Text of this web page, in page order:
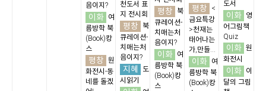
음이지?
이화
여
름방학 북
(Book)캉
스
평창 원
화전시-동
네를 돌겠
천도서 표
지 전시회
평창
북
큐레이션-
치매는처
음이지?
지혜
도
시읽기
평창
북
큐레이션-
치매는처
음이지?
이화
여
름방학 북
(Book)캉
스
평창
<
금요특강
>천재는
태어나는
가,만들...
이화
여
름방학 북
(Book)캉
도서
이화
영
어그림책
Quiz
이화 원
화전시
이화
이
달의 그림